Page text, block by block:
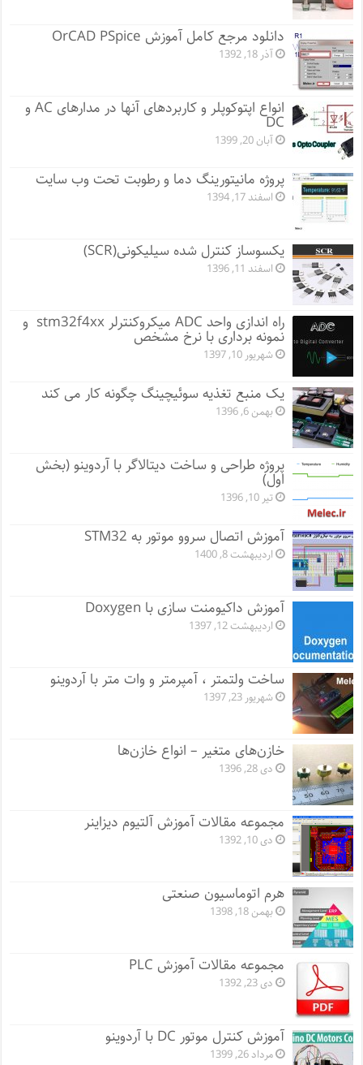
دانلود مرجع کامل آموزش OrCAD PSpice
آذر 18, 1392
انواع اپتوکوپلر و کاربردهای آنها در مدارهای AC و
DC
آبان 20, 1399
پروژه مانيتورينگ دما و رطوبت تحت وب سایت
اسفند 17, 1394
یکسوساز کنترل شده سیلیکونی(SCR)
اسفند 11, 1396
راه اندازی واحد ADC میکروکنترلر stm32f4xx و
نمونه برداری با نرخ مشخص
شهریور 10, 1397
یک منبع تغذیه سوئیچینگ چگونه کار می کند
بهمن 6, 1396
پروژه طراحی و ساخت دیتالاگر با آردوینو (بخش
اول)
تیر 10, 1396
آموزش اتصال سروو موتور به STM32
اردیبهشت 8, 1400
آموزش داکیومنت سازی با Doxygen
اردیبهشت 12, 1397
ساخت ولتمتر ، آمپرمتر و وات متر با آردوینو
شهریور 23, 1397
خازن‌های متغیر – انواع خازن‌ها
دی 28, 1396
مجموعه مقالات آموزش آلتیوم دیزاینر
دی 10, 1392
هرم اتوماسیون صنعتی
بهمن 18, 1398
مجموعه مقالات آموزش PLC
دی 23, 1392
آموزش کنترل موتور DC با آردوینو
مرداد 26, 1399